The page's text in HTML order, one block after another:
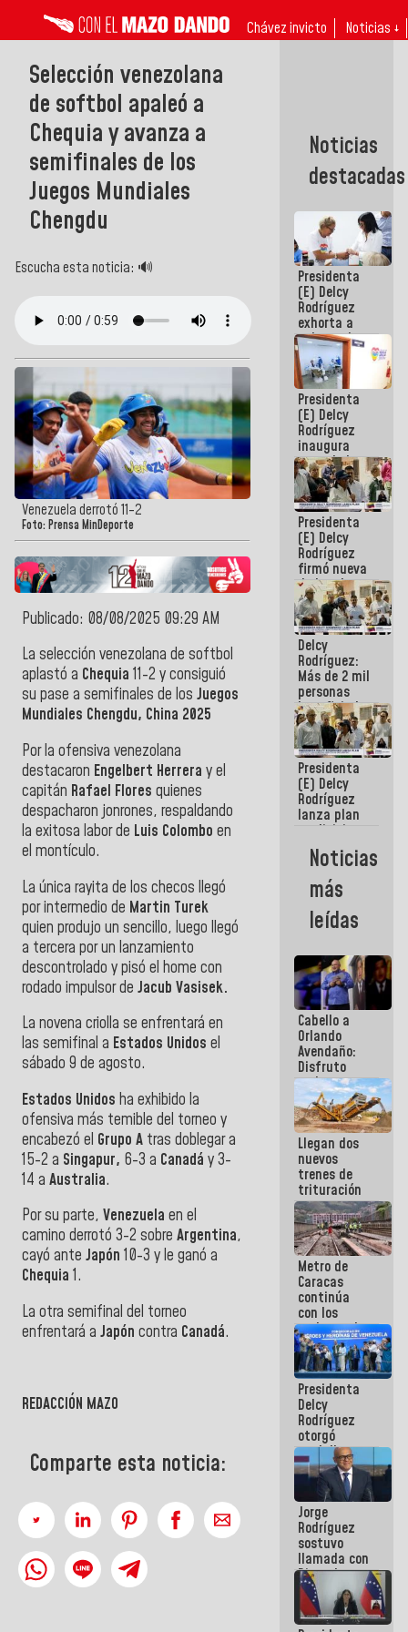
Chávez invicto Noticias ↓
Selección venezolana
de softbol apaleó a
Chequia y avanza a
semifinales de los
Juegos Mundiales
Chengdu
Escucha esta noticia: 🔊
Venezuela derrotó 11-2
Foto: Prensa MinDeporte
Publicado: 08/08/2025 09:29 AM
La selección venezolana de softbol
aplastó a Chequia 11-2 y consiguió
su pase a semifinales de los Juegos
Mundiales Chengdu, China 2025
Por la ofensiva venezolana
destacaron Engelbert Herrera y el
capitán Rafael Flores quienes
despacharon jonrones, respaldando
la exitosa labor de Luis Colombo en
el montículo.
La única rayita de los checos llegó
por intermedio de Martin Turek
quien produjo un sencillo, luego llegó
a tercera por un lanzamiento
descontrolado y pisó el home con
rodado impulsor de Jacub Vasisek.
La novena criolla se enfrentará en
las semifinal a Estados Unidos el
sábado 9 de agosto.
Estados Unidos ha exhibido la
ofensiva más temible del torneo y
encabezó el Grupo A tras doblegar a
15-2 a Singapur, 6-3 a Canadá y 3-
14 a Australia.
Por su parte, Venezuela en el
camino derrotó 3-2 sobre Argentina,
cayó ante Japón 10-3 y le ganó a
Chequia 1.
La otra semifinal del torneo
enfrentará a Japón contra Canadá.
REDACCIÓN MAZO
Comparte esta noticia:
Noticias
destacadas
Presidenta
(E) Delcy
Rodríguez
exhorta a
gobernadores
y alcaldes a
edificar
casas para
abuelos
Presidenta
(E) Delcy
Rodríguez
inaugura
casa de los
Abuelos
Primavera
en Caracas
Presidenta
(E) Delcy
Rodríguez
firmó nueva
de Ley de
Arrendamiento
aprobada
por la AN
Delcy
Rodríguez:
Más de 2 mil
personas
beneficiadas
con planes
para
atención de
emergencia
sísmica en
la última
semana
Presidenta
(E) Delcy
Rodríguez
lanza plan
crediticio
con subsidio
a Juntas de
Condominio
Noticias
más
leídas
Cabello a
Orlando
Avendaño:
Disfruto
cada vez
que escribes
porque lo
que haces
es
embarrarla
Llegan dos
nuevos
trenes de
trituración
para
optimizar
manejo de
escombros
en La Guaira
Metro de
Caracas
continúa
con los
trabajos de
mantenimiento
e inspección
en la Línea 2
Presidenta
Delcy
Rodríguez
otorgó
medalla
"Héroe de
Venezuela"
a servidores
públicos
Jorge
Rodríguez
sostuvo
llamada con
Dinorah
Figuera y
acuerdan
primer